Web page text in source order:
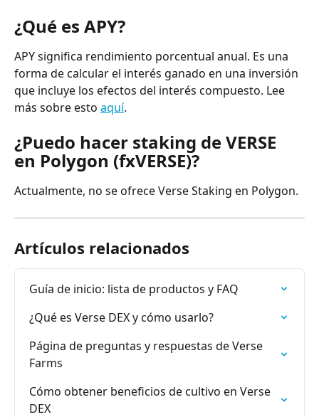
¿Qué es APY?
APY significa rendimiento porcentual anual. Es una
forma de calcular el interés ganado en una inversión
que incluye los efectos del interés compuesto. Lee
más sobre esto aquí.
¿Puedo hacer staking de VERSE
en Polygon (fxVERSE)?
Actualmente, no se ofrece Verse Staking en Polygon.
Artículos relacionados
Guía de inicio: lista de productos y FAQ
¿Qué es Verse DEX y cómo usarlo?
Página de preguntas y respuestas de Verse
Farms
Cómo obtener beneficios de cultivo en Verse
DEX